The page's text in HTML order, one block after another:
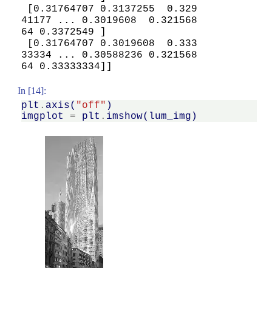
41177 ... 0.3019608  0.321568
64 0.3372549 ]
33334 ... 0.30588236 0.321568
In [14]:
plt . axis( "off" )
imgplot
= plt . imshow( lum_img )